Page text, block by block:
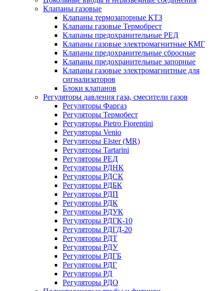
Клапаны газовые
Клапаны термозапорные КТЗ
Клапаны газовые Термобрест
Клапаны предохранительные РЕД
Клапаны газовые электромагнитные КМГ
Клапаны предохранительные сбросные
Клапаны предохранительные запорные
Клапаны газовые электромагнитные для
сигнализаторов
Блоки клапанов
Регуляторы давления газа, смесители газов
Регуляторы Фаргаз
Регуляторы Термобест
Регуляторы Pietro Fiorentini
Регуляторы Venio
Регуляторы Elster (MR)
Регуляторы Tartarini
Регуляторы РЕД
Регуляторы РДНК
Регуляторы РДСК
Регуляторы РДБК
Регуляторы РДП
Регуляторы РДК
Регуляторы РДУК
Регуляторы РДГК-10
Регуляторы РДГД-20
Регуляторы РДТ
Регуляторы РДУ
Регуляторы РДГБ
Регуляторы РДГ
Регуляторы РД
Регуляторы РДО